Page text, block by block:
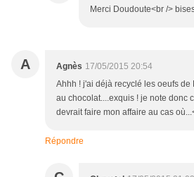
Merci Doudoute<br />
A Agnès 17/05/2015 20:54
Ahhh ! j'ai déjà recyclé les oeufs de
au chocolat....exquis ! je note donc
devrait faire mon affaire au cas
Répondre